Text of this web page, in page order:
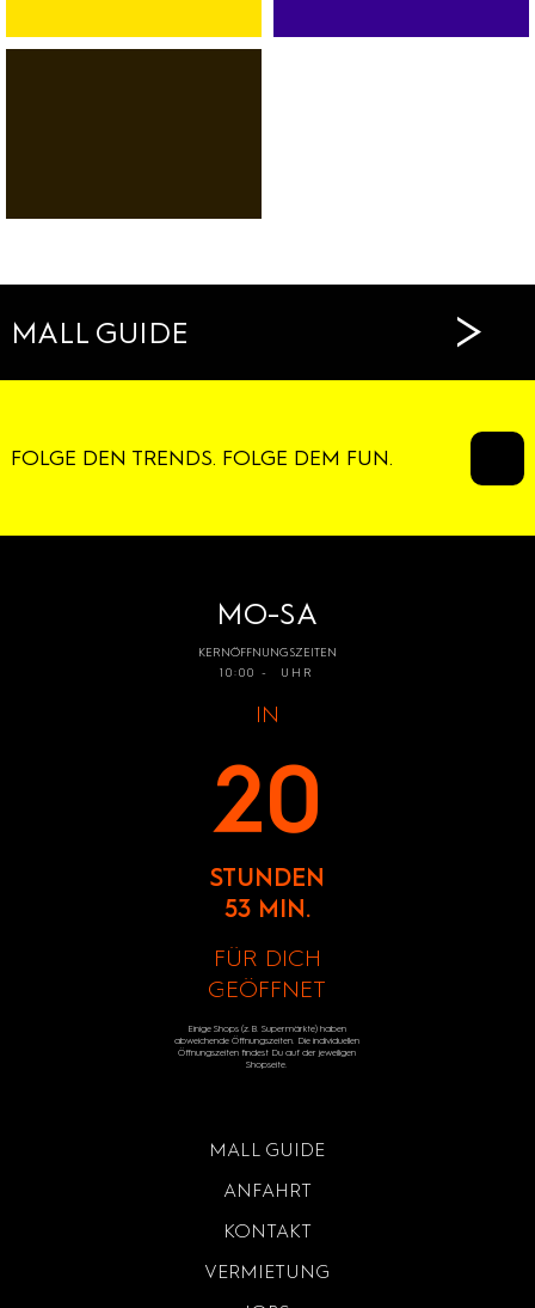
BANK
MALL GUIDE >
FOLGE DEN TRENDS. FOLGE DEM FUN.
MO-SA
KERNÖFFNUNGSZEITEN
10:00 - UHR
IN
20
STUNDEN
53 MIN.
FÜR DICH
GEÖFFNET
Einige Shops (z.B. Supermärkte) haben
abweichende Öffnungszeiten. Die individuellen
Öffnungszeiten findest Du auf der jeweiligen
Shopseite.
MALL GUIDE
ANFAHRT
KONTAKT
VERMIETUNG